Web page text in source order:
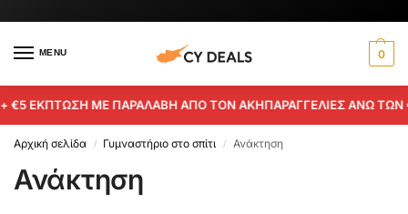
MENU 0
ΕΚΠΤΩΣΗ ΜΕ ΠΑΡΑΛΑΒΗ ΑΠΟ ΤΟΝ ΑΚΗΠΑΡΑΓΓΕΛΙΕΣ ΑΝΩ ΤΩΝ
Αρχική σελίδα / Γυμναστήριο στο σπίτι / Ανάκτηση
Ανάκτηση